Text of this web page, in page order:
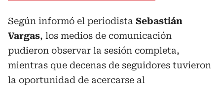
Según informó el periodista Sebastián
Vargas, los medios de comunicación
pudieron observar la sesión completa,
mientras que decenas de seguidores tuvieron
la oportunidad de acercarse al